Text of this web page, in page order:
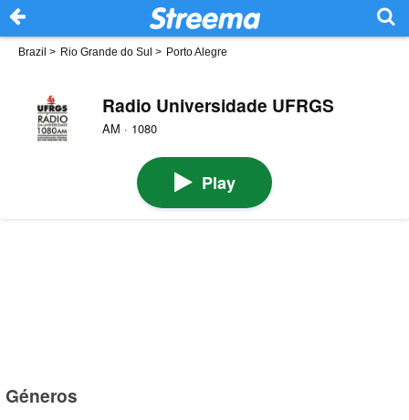
Brazil > Rio Grande do Sul > Porto Alegre
Radio Universidade UFRGS
AM · 1080
Play
Géneros